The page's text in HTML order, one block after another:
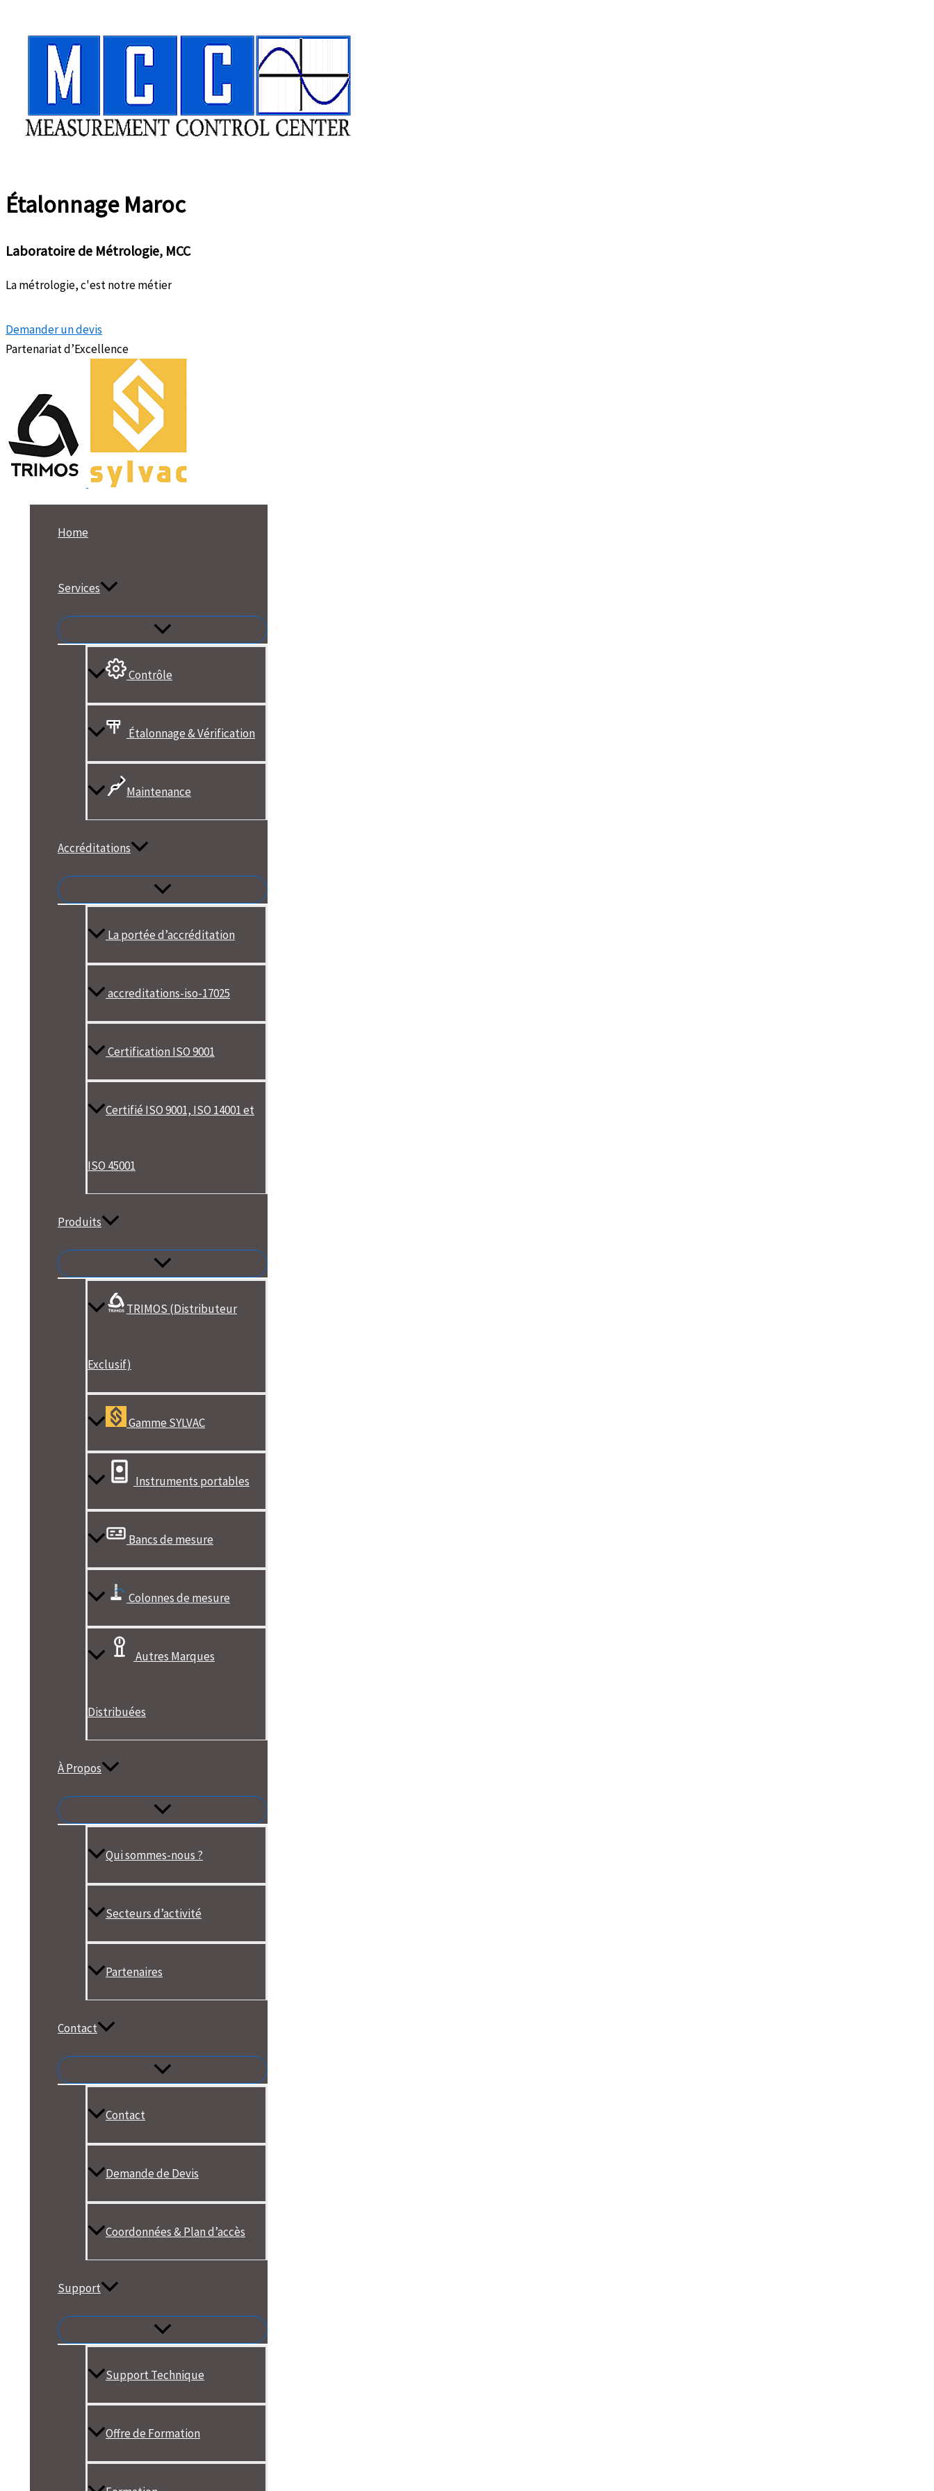
ÉtalonnageMaroc
Laboratoire de Métrologie, MCC
La métrologie, c'est notre métier
Demander un devis
Partenariat d’Excellence
Home
Services
Contrôle
Étalonnage & Vérification
Maintenance
Accréditations
La portée d’accréditation
accreditations-iso-17025
Certification ISO 9001
Certifié ISO 9001, ISO 14001 et
ISO 45001
Produits
TRIMOS (Distributeur
Exclusif)
Gamme SYLVAC
Instruments portables
Bancs de mesure
Colonnes de mesure
Autres Marques
Distribuées
À Propos
Qui sommes-nous ?
Secteurs d’activité
Partenaires
Contact
Contact
Demande de Devis
Coordonnées & Plan d’accès
Support
Support Technique
Offre de Formation